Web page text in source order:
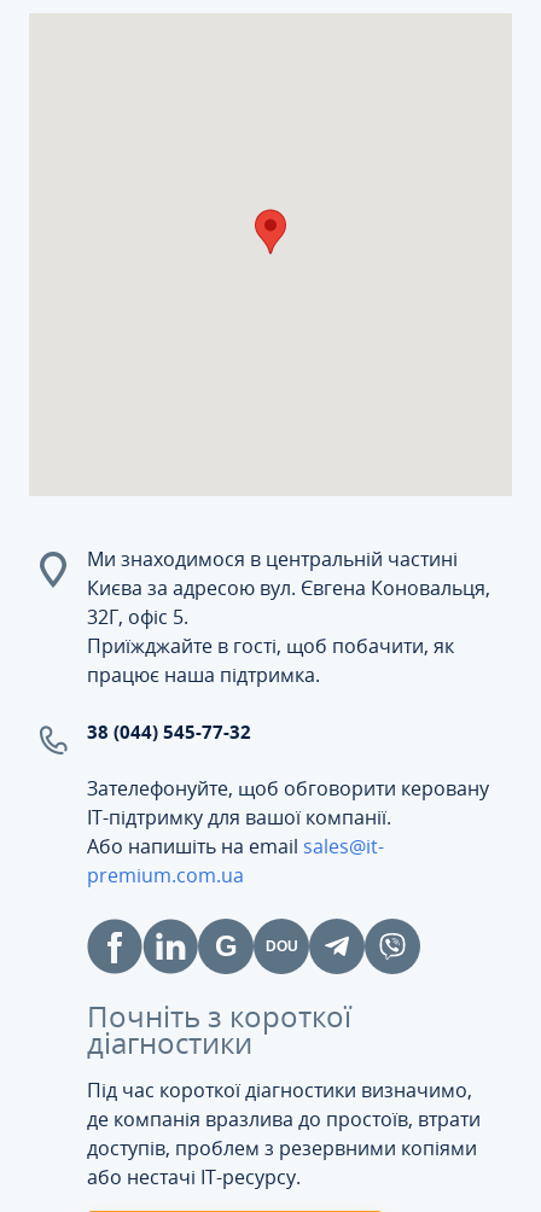
Ми знаходимося в центральній частині
Києва за адресою вул. Євгена Коновальця,
32Г, офіс 5.
Приїжджайте в гості, щоб побачити, як
працює наша підтримка.
38 (044) 545-77-32
Зателефонуйте, щоб обговорити керовану
ІТ-підтримку для вашої компанії.
Або напишіть на email sales@it-
premium.com.ua
Почніть з короткої
діагностики
Під час короткої діагностики визначимо,
де компанія вразлива до простоїв, втрати
доступів, проблем з резервними копіями
або нестачі IT-ресурсу.